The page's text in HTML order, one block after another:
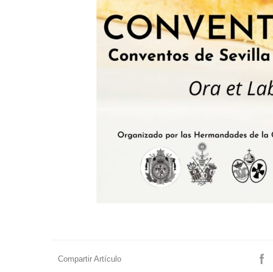
Compartir Artículo